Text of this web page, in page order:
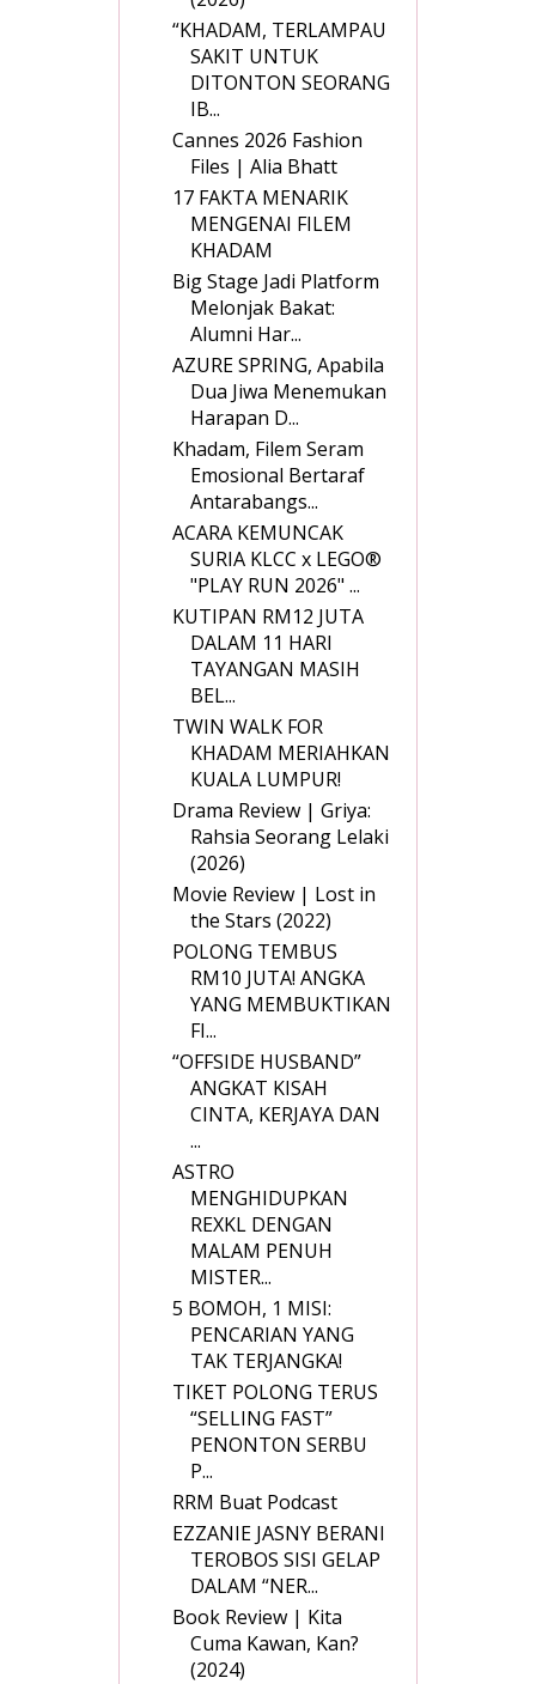
“KHADAM, TERLAMPAU
SAKIT UNTUK
DITONTON SEORANG
IB...
Cannes 2026 Fashion
Files | Alia Bhatt
17 FAKTA MENARIK
MENGENAI FILEM
KHADAM
Big Stage Jadi Platform
Melonjak Bakat:
Alumni Har...
AZURE SPRING, Apabila
Dua Jiwa Menemukan
Harapan D...
Khadam, Filem Seram
Emosional Bertaraf
Antarabangs...
ACARA KEMUNCAK
SURIA KLCC x LEGO®
"PLAY RUN 2026" ...
KUTIPAN RM12 JUTA
DALAM 11 HARI
TAYANGAN MASIH
BEL...
TWIN WALK FOR
KHADAM MERIAHKAN
KUALA LUMPUR!
Drama Review | Griya:
Rahsia Seorang Lelaki
(2026)
Movie Review | Lost in
the Stars (2022)
POLONG TEMBUS
RM10 JUTA! ANGKA
YANG MEMBUKTIKAN
FI...
“OFFSIDE HUSBAND”
ANGKAT KISAH
CINTA, KERJAYA DAN
...
ASTRO
MENGHIDUPKAN
REXKL DENGAN
MALAM PENUH
MISTER...
5 BOMOH, 1 MISI:
PENCARIAN YANG
TAK TERJANGKA!
TIKET POLONG TERUS
“SELLING FAST”
PENONTON SERBU
P...
RRM Buat Podcast
EZZANIE JASNY BERANI
TEROBOS SISI GELAP
DALAM “NER...
Book Review | Kita
Cuma Kawan, Kan?
(2024)